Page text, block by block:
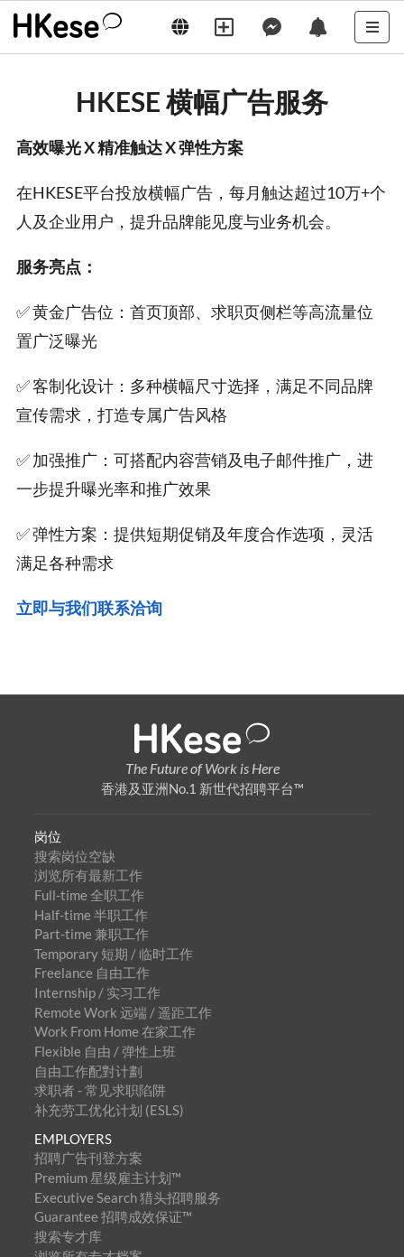
HKESE 横幅广告服务
高效曝光 X 精准触达 X 弹性方案
在HKESE平台投放横幅广告，每月触达超过10万+个
人及企业用户，提升品牌能见度与业务机会。
服务亮点：
✅ 黄金广告位：首页顶部、求职页侧栏等高流量位
置广泛曝光
✅ 客制化设计：多种横幅尺寸选择，满足不同品牌
宣传需求，打造专属广告风格
✅ 加强推广：可搭配内容营销及电子邮件推广，进
一步提升曝光率和推广效果
✅ 弹性方案：提供短期促销及年度合作选项，灵活
满足各种需求
立即与我们联系洽询
The Future of Work is Here
香港及亚洲No.1 新世代招聘平台™
岗位
搜索岗位空缺
浏览所有最新工作
Full-time 全职工作
Half-time 半职工作
Part-time 兼职工作
Temporary 短期 / 临时工作
Freelance 自由工作
Internship / 实习工作
Remote Work 远端 / 遥距工作
Work From Home 在家工作
Flexible 自由 / 弹性上班
自由工作配對计劃
求职者 - 常见求职陷阱
补充劳工优化计划 (ESLS)
EMPLOYERS
招聘广告刊登方案
Premium 星级雇主计划™
Executive Search 猎头招聘服务
Guarantee 招聘成效保证™
搜索专才库